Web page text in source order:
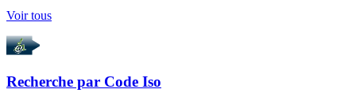
Voir tous
Recherche par Code Iso